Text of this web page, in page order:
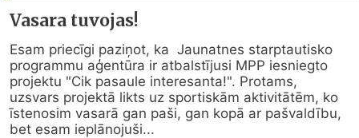
Vasara tuvojas!
Esam priecīgi paziņot, ka  Jaunatnes starptautisko
programmu aģentūra ir atbalstījusi MPP iesniegto
projektu "Cik pasaule interesanta!". Protams,
uzsvars projektā likts uz sportiskām aktivitātēm, ko
īstenosim vasarā gan paši, gan kopā ar pašvaldību,
bet esam ieplānojuši...